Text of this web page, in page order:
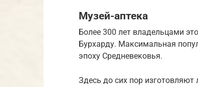
Музей-аптека
Более 300 лет владельцами
Бурхарду. Максимальная
эпоху Средневековья.
Здесь до сих пор